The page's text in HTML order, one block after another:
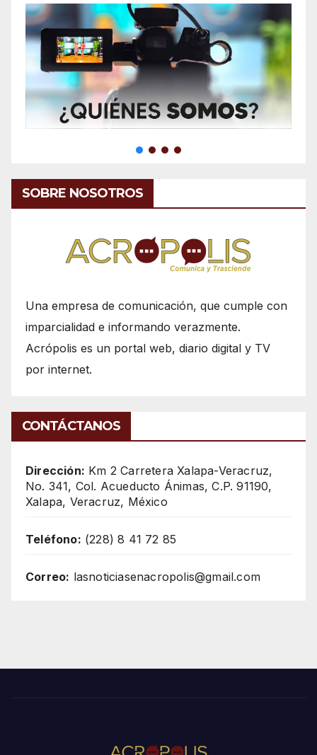
SOBRE NOSOTROS
Una empresa de comunicación, que cumple con
imparcialidad e informando verazmente.
Acrópolis es un portal web, diario digital y TV
por internet.
CONTÁCTANOS
Dirección: Km 2 Carretera Xalapa-Veracruz,
No. 341, Col. Acueducto Ánimas, C.P. 91190,
Xalapa, Veracruz, México
Teléfono: (228) 8 41 72 85
Correo: lasnoticiasenacropolis@gmail.com